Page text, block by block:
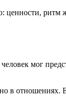
ценности,
мог
в